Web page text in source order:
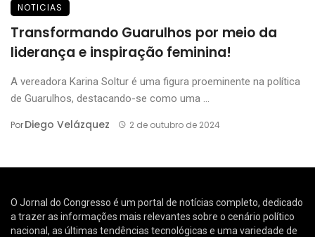
NOTICIAS
Transformando Guarulhos por meio da
liderança e inspiração feminina!
A vereadora Karina Soltur é uma figura proeminente na política
de Guarulhos, destacando-se como uma ...
PorDiego Velázquez 2 de outubro de 2024
O Jornal do Congresso é um portal de notícias completo, dedicado
a trazer as informações mais relevantes sobre o cenário político
nacional, as últimas tendências tecnológicas e uma variedade de